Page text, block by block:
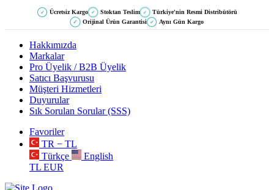
✓ Ücretsiz Kargo ✓ Stoktan Teslim ✓ Türkiye'nin Resmi Distribütörü
✓ Orijinal Ürün Garantisi ✓ Aynı Gün Kargo
Hakkımızda
Markalar
Pro Üyelik / B2B Üyelik
Satıcı Başvurusu
Müşteri Hizmetleri
Duyurular
Sık Sorulan Sorular (SSS)
Favoriler
TR − TL
Türkçe
English
TL EUR